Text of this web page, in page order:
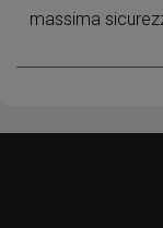
massima